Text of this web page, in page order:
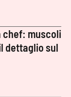
chef: muscoli
dettaglio sul